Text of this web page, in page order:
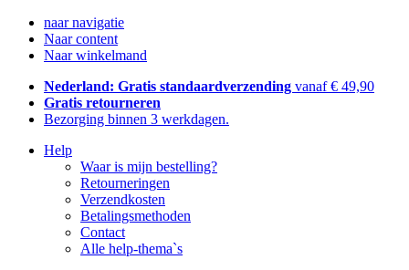
naar navigatie
Naar content
Naar winkelmand
Nederland: Gratis standaardverzending vanaf € 49,90
Gratis retourneren
Bezorging binnen 3 werkdagen.
Help
Waar is mijn bestelling?
Retourneringen
Verzendkosten
Betalingsmethoden
Contact
Alle help-thema`s